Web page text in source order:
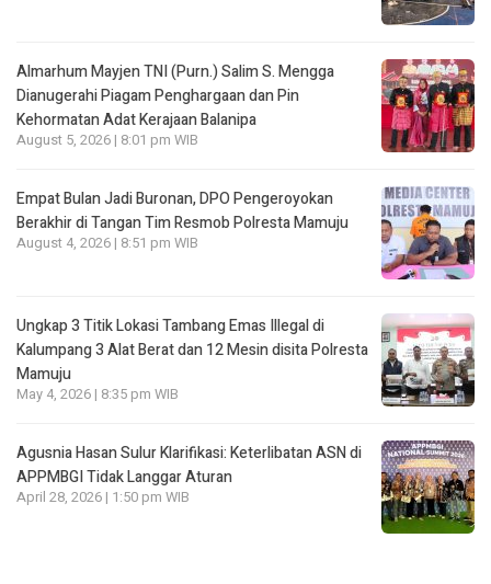
Almarhum Mayjen TNI (Purn.) Salim S. Mengga
Dianugerahi Piagam Penghargaan dan Pin
Kehormatan Adat Kerajaan Balanipa
August 5, 2026 | 8:01 pm WIB
Empat Bulan Jadi Buronan, DPO Pengeroyokan
Berakhir di Tangan Tim Resmob Polresta Mamuju
August 4, 2026 | 8:51 pm WIB
Ungkap 3 Titik Lokasi Tambang Emas Illegal di
Kalumpang 3 Alat Berat dan 12 Mesin disita Polresta
Mamuju
May 4, 2026 | 8:35 pm WIB
Agusnia Hasan Sulur Klarifikasi: Keterlibatan ASN di
APPMBGI Tidak Langgar Aturan
April 28, 2026 | 1:50 pm WIB